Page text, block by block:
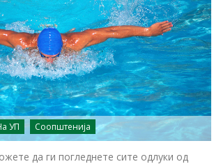
УП Соопштенија
да ги погледнете сите одлуки од